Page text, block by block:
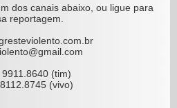
dos canais abaixo, ou ligue para
reportagem.
(tim)
(vivo)